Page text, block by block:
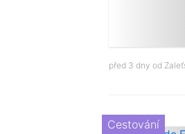
před 3 dny od
Cestování